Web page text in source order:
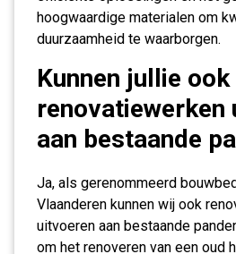
hoogwaardige materialen om
duurzaamheid te waarborgen.
Kunnen jullie ook
renovatiewerken
aan bestaande
Ja, als gerenommeerd
Vlaanderen kunnen wij ook
uitvoeren aan bestaande
om het renoveren van een oud